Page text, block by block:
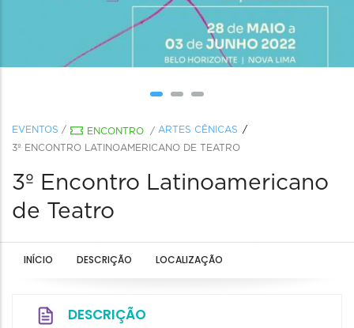
EVENTOS / ENCONTRO / ARTES CÊNICAS
3º ENCONTRO LATINOAMERICANO DE TEATRO
3º Encontro Latinoamericano
de Teatro
INÍCIO DESCRIÇÃO LOCALIZAÇÃO
DESCRIÇÃO